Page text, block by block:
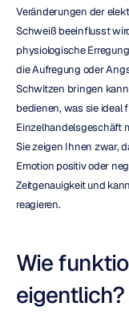
Veränderungen der
Schweiß beeinflusst
physiologische
die Aufregung oder
Schwitzen bringen
bedienen, was sie ideal
Einzelhandelsgeschäft
Sie zeigen Ihnen zwar,
Emotion positiv oder
Zeitgenauigkeit und
reagieren.
Wie
eigentlich?